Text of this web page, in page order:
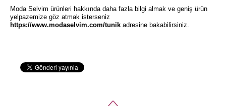
Moda Selvim ürünleri hakkında daha fazla bilgi almak ve geniş ürün
yelpazemize göz atmak isterseniz
https://www.modaselvim.com/tunik adresine bakabilirsiniz.